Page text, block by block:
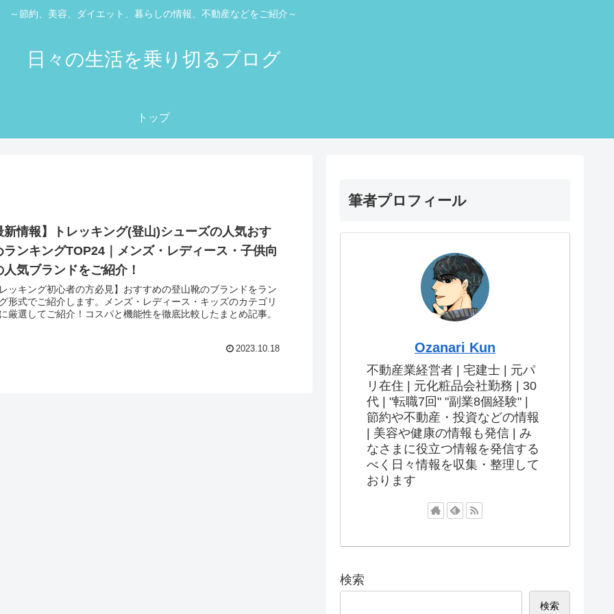
～節約、美容、ダイエット、暮らしの情報、不動産などをご紹介～
日々の生活を乗り切るブログ
トップ
新情報】トレッキング(登山)シューズの人気おす
ランキングTOP24｜メンズ・レディース・子供向
人気ブランドをご紹介！
ッキング初心者の方必見】おすすめの登山靴のブランドをラン
形式でご紹介します。メンズ・レディース・キッズのカテゴリ
厳選してご紹介！コスパと機能性を徹底比較したまとめ記事。
2023.10.18
筆者プロフィール
Ozanari Kun
不動産業経営者 | 宅建士 | 元パ
リ在住 | 元化粧品会社勤務 | 30
代 | "転職7回" "副業8個経験" |
節約や不動産・投資などの情報
| 美容や健康の情報も発信 | み
なさまに役立つ情報を発信する
べく日々情報を収集・整理して
おります
検索
検索